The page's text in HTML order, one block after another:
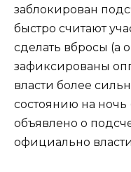
заблокирован
быстро считают
сделать вбросы (а
зафиксированы
власти более
состоянию на
объявлено о
официально